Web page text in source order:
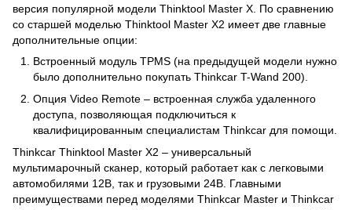
версия популярной модели Thinktool Master X. По сравнению
со старшей моделью Thinktool Master X2 имеет две главные
дополнительные опции:
Встроенный модуль TPMS (на предыдущей модели нужно
было дополнительно покупать Thinkcar T-Wand 200).
Опция Video Remote – встроенная служба удаленного
доступа, позволяющая подключиться к
квалифицированным специалистам Thinkcar для помощи.
Thinkcar Thinktool Master X2 – универсальный
мультимарочный сканер, который работает как с легковыми
автомобилями 12В, так и грузовыми 24В. Главными
преимуществами перед моделями Thinkcar Master и Thinkcar